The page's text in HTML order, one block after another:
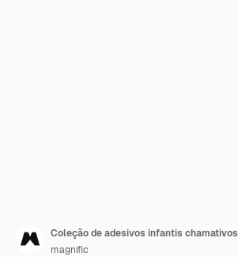
Coleção de adesivos infantis chamativos
magnific